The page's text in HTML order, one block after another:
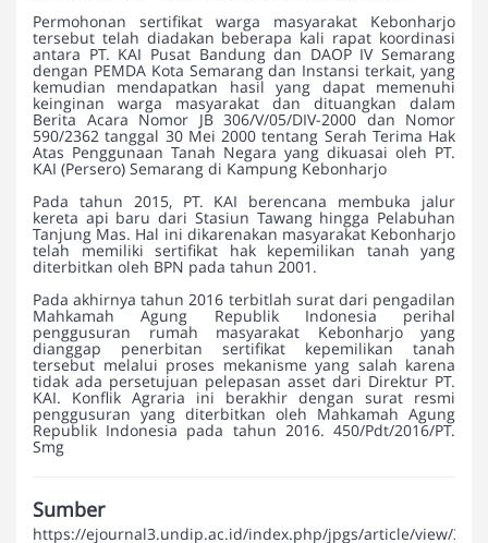
Permohonan sertifikat warga masyarakat Kebonharjo
tersebut telah diadakan beberapa kali rapat koordinasi
antara PT. KAI Pusat Bandung dan DAOP IV Semarang
dengan PEMDA Kota Semarang dan Instansi terkait, yang
kemudian mendapatkan hasil yang dapat memenuhi
keinginan warga masyarakat dan dituangkan dalam
Berita Acara Nomor JB 306/V/05/DIV-2000 dan Nomor
590/2362 tanggal 30 Mei 2000 tentang Serah Terima Hak
Atas Penggunaan Tanah Negara yang dikuasai oleh PT.
KAI (Persero) Semarang di Kampung Kebonharjo
Pada tahun 2015, PT. KAI berencana membuka jalur
kereta api baru dari Stasiun Tawang hingga Pelabuhan
Tanjung Mas. Hal ini dikarenakan masyarakat Kebonharjo
telah memiliki sertifikat hak kepemilikan tanah yang
diterbitkan oleh BPN pada tahun 2001.
Pada akhirnya tahun 2016 terbitlah surat dari pengadilan
Mahkamah Agung Republik Indonesia perihal
penggusuran rumah masyarakat Kebonharjo yang
dianggap penerbitan sertifikat kepemilikan tanah
tersebut melalui proses mekanisme yang salah karena
tidak ada persetujuan pelepasan asset dari Direktur PT.
KAI. Konflik Agraria ini berakhir dengan surat resmi
penggusuran yang diterbitkan oleh Mahkamah Agung
Republik Indonesia pada tahun 2016. 450/Pdt/2016/PT.
Smg
Sumber
https://ejournal3.undip.ac.id/index.php/jpgs/article/view/